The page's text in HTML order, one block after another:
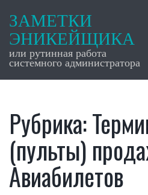
ЗАМЕТКИ
ЭНИКЕЙЩИКА
или рутинная работа
системного администратора
Рубрика:
(пульты)
Авиабилетов